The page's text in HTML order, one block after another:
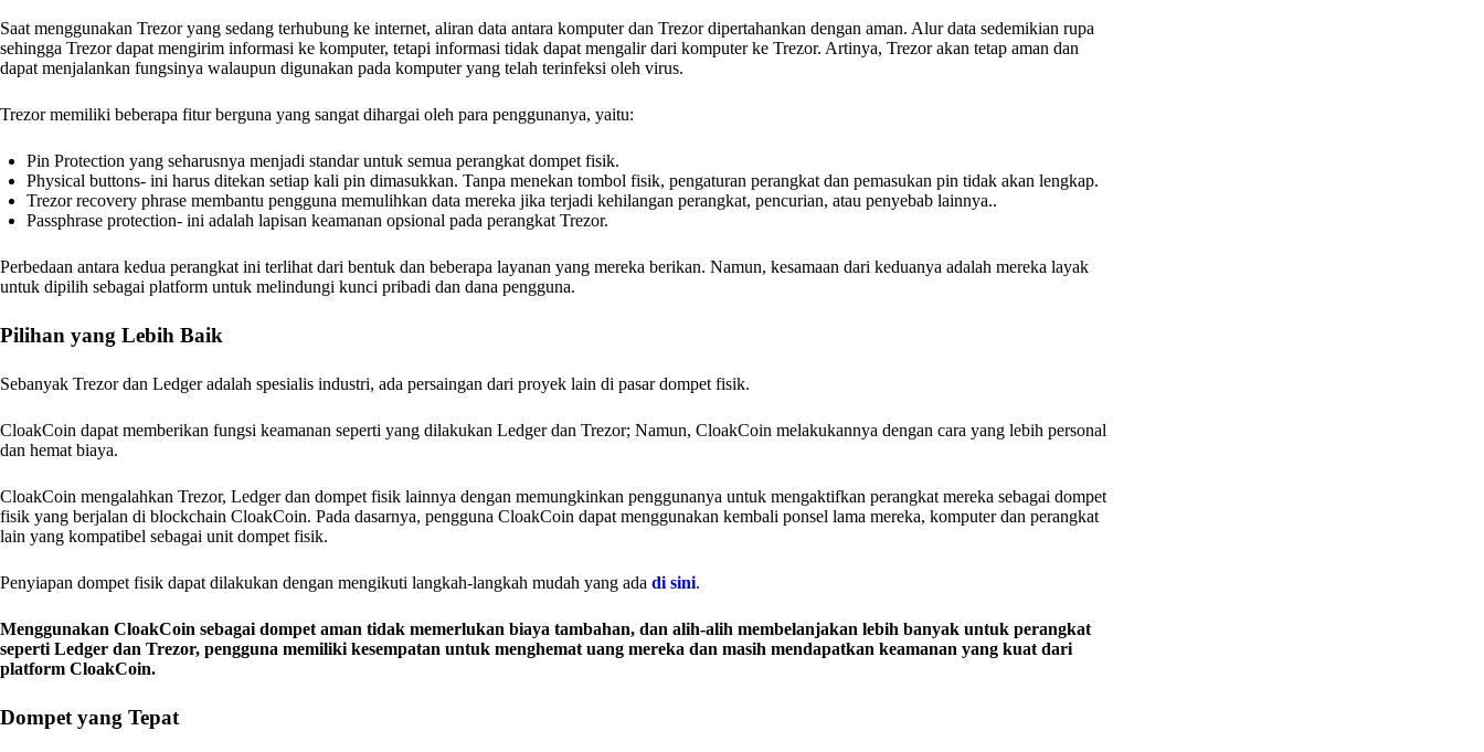
Saat menggunakan Trezor yang sedang terhubung ke internet, aliran data antara komputer dan Trezor dipertahankan dengan aman. Alur data sedemikian rupa
sehingga Trezor dapat mengirim informasi ke komputer, tetapi informasi tidak dapat mengalir dari komputer ke Trezor. Artinya, Trezor akan tetap aman dan
dapat menjalankan fungsinya walaupun digunakan pada komputer yang telah terinfeksi oleh virus.
Trezor memiliki beberapa fitur berguna yang sangat dihargai oleh para penggunanya, yaitu:
Pin Protection yang seharusnya menjadi standar untuk semua perangkat dompet fisik.
Physical buttons- ini harus ditekan setiap kali pin dimasukkan. Tanpa menekan tombol fisik, pengaturan perangkat dan pemasukan pin tidak akan lengkap.
Trezor recovery phrase membantu pengguna memulihkan data mereka jika terjadi kehilangan perangkat, pencurian, atau penyebab lainnya..
Passphrase protection- ini adalah lapisan keamanan opsional pada perangkat Trezor.
Perbedaan antara kedua perangkat ini terlihat dari bentuk dan beberapa layanan yang mereka berikan. Namun, kesamaan dari keduanya adalah mereka layak
untuk dipilih sebagai platform untuk melindungi kunci pribadi dan dana pengguna.
Pilihan yang Lebih Baik
Sebanyak Trezor dan Ledger adalah spesialis industri, ada persaingan dari proyek lain di pasar dompet fisik.
CloakCoin dapat memberikan fungsi keamanan seperti yang dilakukan Ledger dan Trezor; Namun, CloakCoin melakukannya dengan cara yang lebih personal
dan hemat biaya.
CloakCoin mengalahkan Trezor, Ledger dan dompet fisik lainnya dengan memungkinkan penggunanya untuk mengaktifkan perangkat mereka sebagai dompet
fisik yang berjalan di blockchain CloakCoin. Pada dasarnya, pengguna CloakCoin dapat menggunakan kembali ponsel lama mereka, komputer dan perangkat
lain yang kompatibel sebagai unit dompet fisik.
Penyiapan dompet fisik dapat dilakukan dengan mengikuti langkah-langkah mudah yang ada di sini.
Menggunakan CloakCoin sebagai dompet aman tidak memerlukan biaya tambahan, dan alih-alih membelanjakan lebih banyak untuk perangkat
seperti Ledger dan Trezor, pengguna memiliki kesempatan untuk menghemat uang mereka dan masih mendapatkan keamanan yang kuat dari
platform CloakCoin.
Dompet yang Tepat